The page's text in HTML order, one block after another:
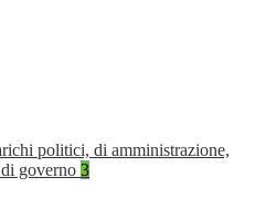
politici, di amministrazione,
governo 3